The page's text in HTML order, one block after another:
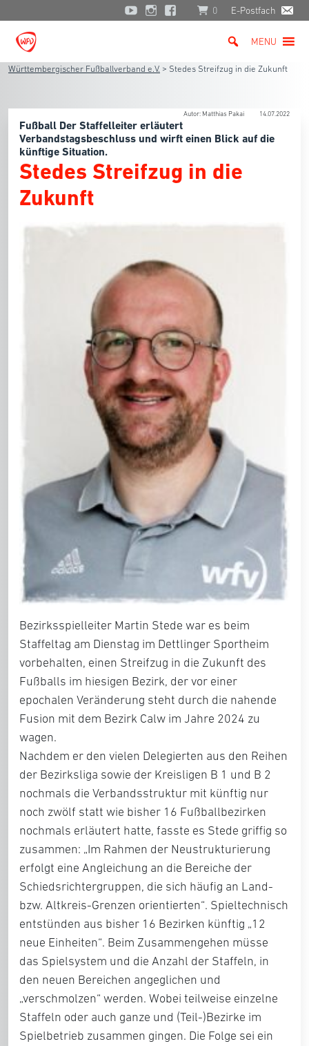
0 E-Postfach
MENU
Württembergischer Fußballverband e.V. > Stedes Streifzug in die Zukunft
Autor: Matthias Pakai 14.07.2022
Fußball Der Staffelleiter erläutert
Verbandstagsbeschluss und wirft einen Blick auf die
künftige Situation.
Stedes Streifzug in die
Zukunft
Bezirksspielleiter Martin Stede war es beim
Staffeltag am Dienstag im Dettlinger Sportheim
vorbehalten, einen Streifzug in die Zukunft des
Fußballs im hiesigen Bezirk, der vor einer
epochalen Veränderung steht durch die nahende
Fusion mit dem Bezirk Calw im Jahre 2024 zu
wagen.
Nachdem er den vielen Delegierten aus den Reihen
der Bezirksliga sowie der Kreisligen B 1 und B 2
nochmals die Verbandsstruktur mit künftig nur
noch zwölf statt wie bisher 16 Fußballbezirken
nochmals erläutert hatte, fasste es Stede griffig so
zusammen: „Im Rahmen der Neustrukturierung
erfolgt eine Angleichung an die Bereiche der
Schiedsrichtergruppen, die sich häufig an Land-
bzw. Altkreis-Grenzen orientierten“. Spieltechnisch
entstünden aus bisher 16 Bezirken künftig „12
neue Einheiten“. Beim Zusammengehen müsse
das Spielsystem und die Anzahl der Staffeln, in
den neuen Bereichen angeglichen und
„verschmolzen“ werden. Wobei teilweise einzelne
Staffeln oder auch ganze und (Teil-)Bezirke im
Spielbetrieb zusammen gingen. Die Folge sei ein